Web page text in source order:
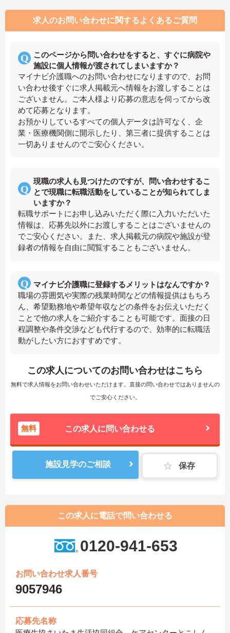
求人のお問い合わせに関するよくあるご質問
このページから問い合わせをすると、すぐに病院や
施設に個人情報が渡されてしまいますか？
マイナビ介護職へのお問い合わせになりますので、お問
い合わせ後すぐに求人掲載元へ情報をお渡しすることは
ございません。ご本人様より応募の意志を伺ってから改
めて応募となります。
お預かりしているすべての個人データは許可なく、企
業・医療機関側に開示したり、第三者に提供することは
一切ありませんのでご安心ください。
現職の求人も見つけたのですが、問い合わせするこ
とで現職に転職活動をしていることが知られてしま
いますか？
転職サポートにお申し込みいただく際に入力いただいた
情報は、応募先以外にお渡しすることはございませんの
でご安心ください。また、求人掲載元の病院や施設が登
録者の情報を自由に閲覧することもございません。
マイナビ介護職に登録するメリットはなんですか？
職場の雰囲気や実際の残業時間などの情報提供はもちろ
ん、希望勤務地や希望年収などの条件をお伝えいただく
ことで他の求人をご紹介することも可能です。面接の日
程調整や条件交渉なども代行するので、効率的に転職活
動がしたい方におすすめです。
この求人についてのお問い合わせはこちら
無料で求人情報をお問い合わせいただけます。直接の問い合わせではありませんの
でご安心ください。
無料 この求人に問い合わせる
施設見学のご相談 保存
この求人に電話で問い合わせる
0120-941-653
お問い合わせ求人番号
9057946
応募先名称